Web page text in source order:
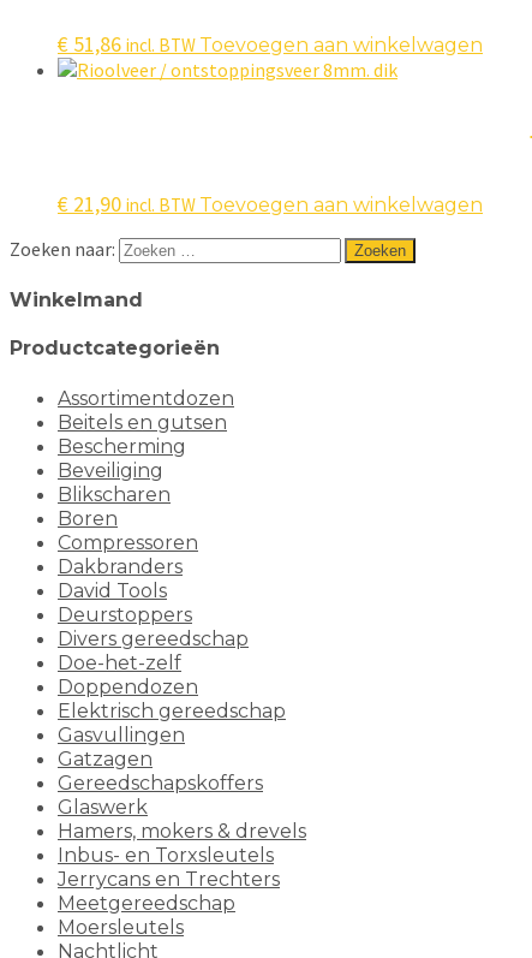
€ 51,86 incl. BTW Toevoegen aan winkelwagen
€ 21,90 incl. BTW Toevoegen aan winkelwagen
Zoeken naar:
Winkelmand
Productcategorieën
Assortimentdozen
Beitels en gutsen
Bescherming
Beveiliging
Blikscharen
Boren
Compressoren
Dakbranders
David Tools
Deurstoppers
Divers gereedschap
Doe-het-zelf
Doppendozen
Elektrisch gereedschap
Gasvullingen
Gatzagen
Gereedschapskoffers
Glaswerk
Hamers, mokers & drevels
Inbus- en Torxsleutels
Jerrycans en Trechters
Meetgereedschap
Moersleutels
Nachtlicht